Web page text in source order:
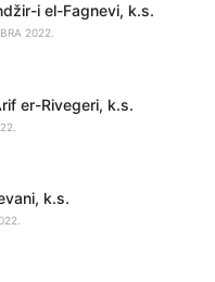
i el-Fagnevi, k.s.
2022.
er-Rivegeri, k.s.
k.s.